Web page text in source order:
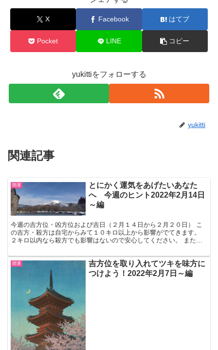
X Facebook はてブ
Pocket LINE コピー
yukittiをフォローする
yukitti
関連記事
開運
とにかく運気をあげたいあなた
へ 今週のヒント2022年2月14日
～編
今週の吉方位・凶方位および吉日（２月１４日から２月２０日） こ
の吉方・殺方は自宅からみて１０キロ以上から影響がでてきます。
２キロ以内なら殺方でも影響はないので安心してください。 またそ
開運
吉方位を取り入れてツキを味方に
つけよう！2022年2月7日～編